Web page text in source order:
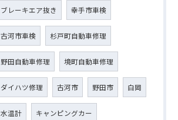
ブレーキエア抜き 幸手市車検
古河市車検 杉戸町自動車修理
野田自動車修理 境町自動車修理
ダイハツ修理 古河市 野田市 白岡
水温計 キャンピングカー